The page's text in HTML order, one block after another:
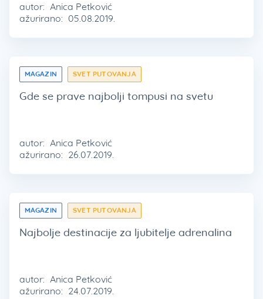
autor: Anica Petković
ažurirano: 05.08.2019.
MAGAZIN SVET PUTOVANJA
Gde se prave najbolji tompusi na svetu
autor: Anica Petković
ažurirano: 26.07.2019.
MAGAZIN SVET PUTOVANJA
Najbolje destinacije za ljubitelje adrenalina
autor: Anica Petković
ažurirano: 24.07.2019.